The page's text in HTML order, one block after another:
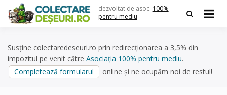
content
dezvoltat de asoc. 100%
pentru mediu
Susține colectaredeseuri.ro prin redirecționarea a 3,5% din
impozitul pe venit către Asociația 100% pentru mediu.
Completează formularul
online și ne ocupăm noi de restul!